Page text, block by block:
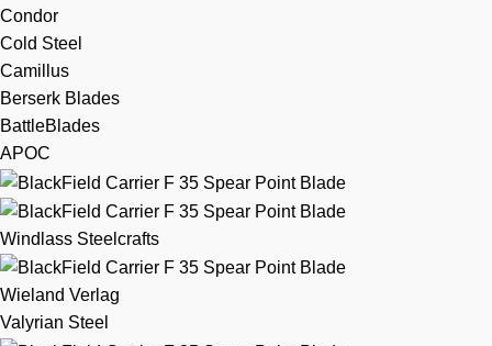
Condor
Cold Steel
Camillus
Berserk Blades
BattleBlades
APOC
Windlass Steelcrafts
Wieland Verlag
Valyrian Steel